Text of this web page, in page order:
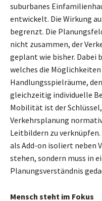
suburbanes
entwickelt. Die Wirkung
begrenzt. Die
nicht zusammen, der
geplant wie bisher.
welches die
Handlungsspielräume,
gleichzeitig individuelle
Mobilität ist der
Verkehrsplanung
Leitbildern zu
als Add-on isoliert neben
stehen, sondern muss in
Planungsverständnis
Mensch steht im Fokus